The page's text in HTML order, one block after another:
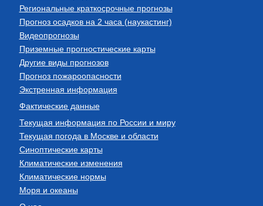
Региональные краткосрочные прогнозы
Прогноз осадков на 2 часа (наукастинг)
Видеопрогнозы
Приземные прогностические карты
Другие виды прогнозов
Прогноз пожароопасности
Экстренная информация
Фактические данные
Текущая информация по России и миру
Текущая погода в Москве и области
Синоптические карты
Климатические изменения
Климатические нормы
Моря и океаны